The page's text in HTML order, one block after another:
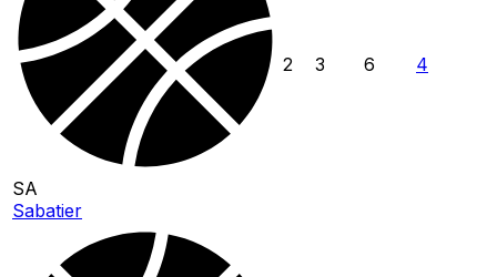
SA
Sabatier
2 3 6 4